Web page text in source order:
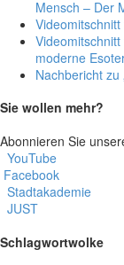
Mensch – Der
moderne
Nachbericht zu
Sie wollen mehr?
Abonnieren Sie
YouTube
Facebook
Stadtakademie
JUST
Schlagwortwolke